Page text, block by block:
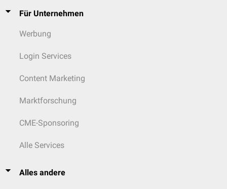
Für Unternehmen
Werbung
Login Services
Content Marketing
Marktforschung
CME-Sponsoring
Alle Services
Alles andere